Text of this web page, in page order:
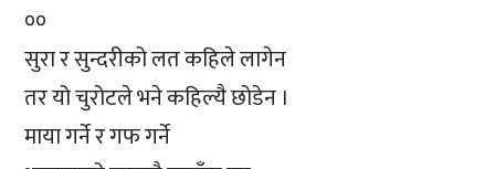
००
सुरा र सुन्दरीको लत कहिले लागेन
तर यो चुरोटले भने कहिल्यै छोडेन ।
माया गर्ने र गफ गर्ने